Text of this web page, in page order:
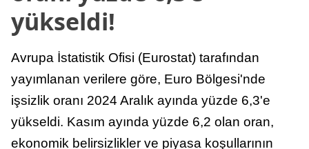
yükseldi!
Avrupa İstatistik Ofisi (Eurostat) tarafından
yayımlanan verilere göre, Euro Bölgesi'nde
işsizlik oranı 2024 Aralık ayında yüzde 6,3'e
yükseldi. Kasım ayında yüzde 6,2 olan oran,
ekonomik belirsizlikler ve piyasa koşullarının